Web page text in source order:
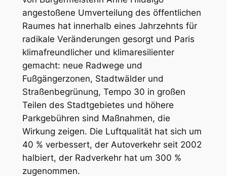
angestoßene Umverteilung des öffentlichen
Raumes hat innerhalb eines Jahrzehnts für
radikale Veränderungen gesorgt und Paris
klimafreundlicher und klimaresilienter
gemacht: neue Radwege und
Fußgängerzonen, Stadtwälder und
Straßenbegrünung, Tempo 30 in großen
Teilen des Stadtgebietes und höhere
Parkgebühren sind Maßnahmen, die
Wirkung zeigen. Die Luftqualität hat sich um
40 % verbessert, der Autoverkehr seit 2002
halbiert, der Radverkehr hat um 300 %
zugenommen.